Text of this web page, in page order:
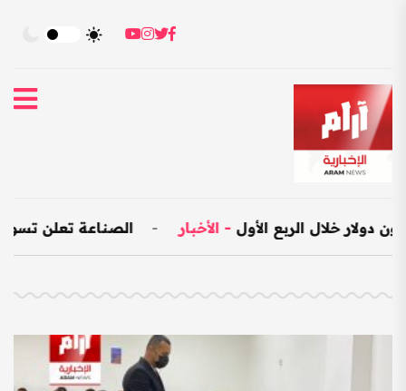
الصناعة تعلن تسويق 25 ألف متر مكعب من المواد الإنشائية - - الأخبار